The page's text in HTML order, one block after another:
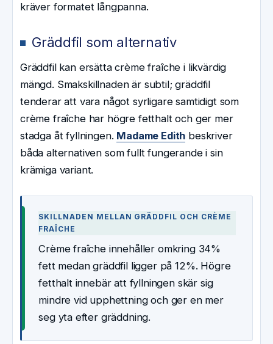
kräver formatet långpanna.
Gräddfil som alternativ
Gräddfil kan ersätta crème fraîche i likvärdig
mängd. Smakskillnaden är subtil; gräddfil
tenderar att vara något syrligare samtidigt som
crème fraîche har högre fetthalt och ger mer
stadga åt fyllningen. Madame Edith beskriver
båda alternativen som fullt fungerande i sin
krämiga variant.
SKILLNADEN MELLAN GRÄDDFIL OCH CRÈME
FRAÎCHE
Crème fraîche innehåller omkring 34%
fett medan gräddfil ligger på 12%. Högre
fetthalt innebär att fyllningen skär sig
mindre vid upphettning och ger en mer
seg yta efter gräddning.